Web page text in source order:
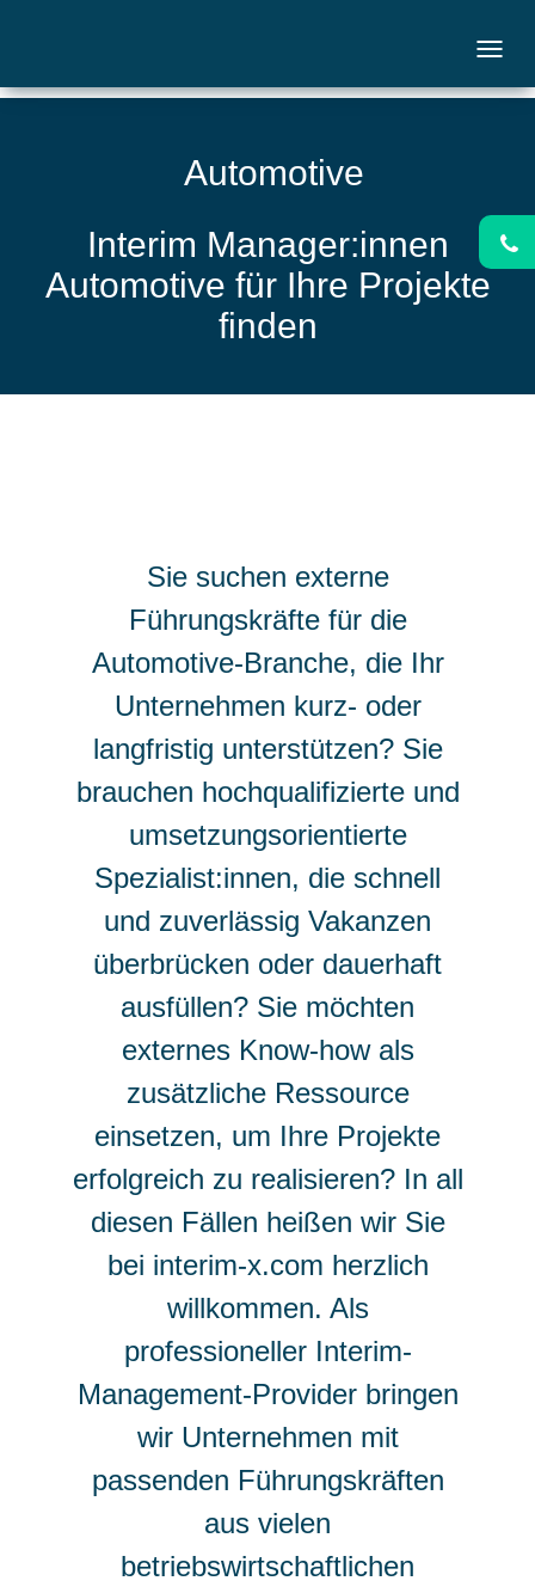
Automotive
Interim Manager:innen
Automotive für Ihre Projekte
finden
Sie suchen externe
Führungskräfte für die
Automotive-Branche, die Ihr
Unternehmen kurz- oder
langfristig unterstützen? Sie
brauchen hochqualifizierte und
umsetzungsorientierte
Spezialist:innen, die schnell
und zuverlässig Vakanzen
überbrücken oder dauerhaft
ausfüllen? Sie möchten
externes Know-how als
zusätzliche Ressource
einsetzen, um Ihre Projekte
erfolgreich zu realisieren? In all
diesen Fällen heißen wir Sie
bei interim-x.com herzlich
willkommen. Als
professioneller Interim-
Management-Provider bringen
wir Unternehmen mit
passenden Führungskräften
aus vielen
betriebswirtschaftlichen